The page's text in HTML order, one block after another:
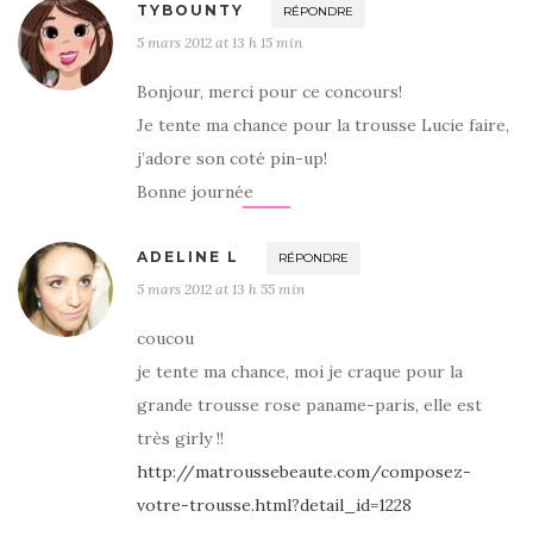
TYBOUNTY RÉPONDRE
5 mars 2012 at 13 h 15 min
Bonjour, merci pour ce concours!
Je tente ma chance pour la trousse Lucie faire,
j’adore son coté pin-up!
Bonne journée
ADELINE L RÉPONDRE
5 mars 2012 at 13 h 55 min
coucou
je tente ma chance, moi je craque pour la
grande trousse rose paname-paris, elle est
très girly !!
http://matroussebeaute.com/composez-
votre-trousse.html?detail_id=1228